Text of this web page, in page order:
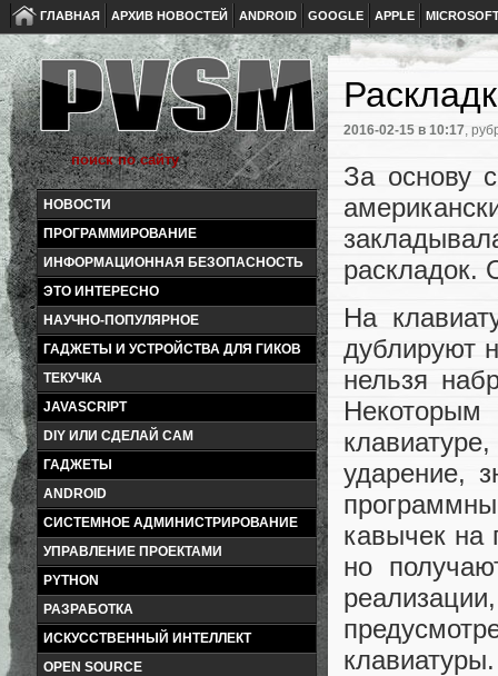
ГЛАВНАЯ АРХИВ НОВОСТЕЙ ANDROID GOOGLE APPLE
НОВОСТИ
ПРОГРАММИРОВАНИЕ
ИНФОРМАЦИОННАЯ БЕЗОПАСНОСТЬ
ЭТО ИНТЕРЕСНО
НАУЧНО-ПОПУЛЯРНОЕ
ГАДЖЕТЫ И УСТРОЙСТВА ДЛЯ ГИКОВ
ТЕКУЧКА
JAVASCRIPT
DIY ИЛИ СДЕЛАЙ САМ
ГАДЖЕТЫ
ANDROID
СИСТЕМНОЕ АДМИНИСТРИРОВАНИЕ
УПРАВЛЕНИЕ ПРОЕКТАМИ
PYTHON
РАЗРАБОТКА
ИСКУССТВЕННЫЙ ИНТЕЛЛЕКТ
OPEN SOURCE
2016-02-15 в 10:17,
За основу
раскладок.
На
дублируют
нельзя
ударение,
кавычек на
но
клавиатуры.